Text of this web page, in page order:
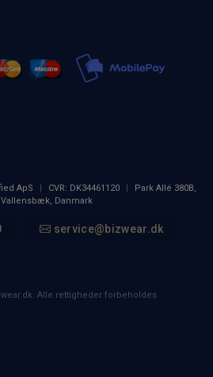
ApS CVR: DK34461120 Park Allé 380B,
Vallensbæk, Danmark
service@bizwear.dk
Alle rettigheder forbeholdes